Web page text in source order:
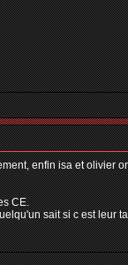
enfin isa et
CE.
sait si c est leur